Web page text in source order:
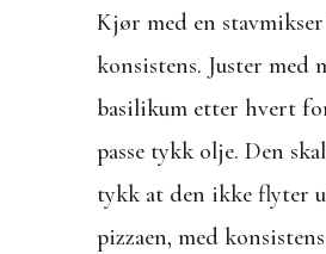
Kjør med en
konsistens. Juster med
basilikum etter hvert
passe tykk olje. Den
tykk at den ikke flyter
pizzaen, med